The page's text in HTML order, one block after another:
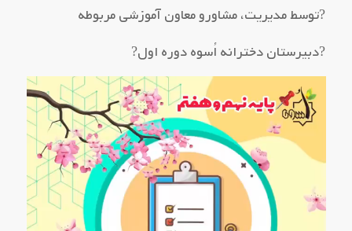
?توسط مدیریت، مشاورو معاون آموزشی مربوطه
?دبیرستان دخترانه اُسوه دوره اول?